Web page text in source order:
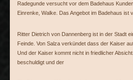
Radegunde versucht vor dem Badehaus
Einrenke, Walke. Das Angebot im Badehaus ist
Ritter Dietrich von Dannenberg ist in der Stadt
Feinde. Von Salza verkündet dass der Kaiser
Und der Kaiser kommt nicht in friedlicher
beschuldigt und der